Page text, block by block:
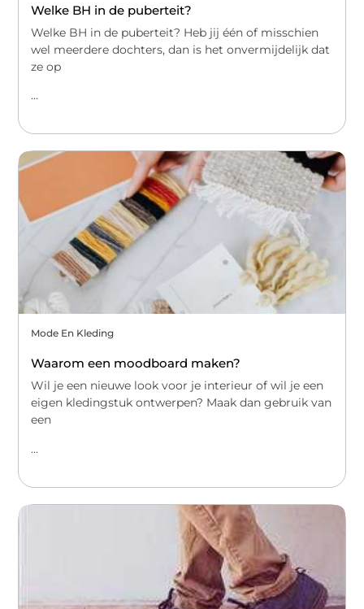
Welke BH in de puberteit?
Welke BH in de puberteit? Heb jij één of misschien
wel meerdere dochters, dan is het onvermijdelijk dat
ze op
...
Mode En Kleding
Waarom een moodboard maken?
Wil je een nieuwe look voor je interieur of wil je een
eigen kledingstuk ontwerpen? Maak dan gebruik van
een
...